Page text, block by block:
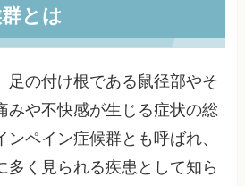
とは
足の付け根である鼠径部やそ
みや不快感が生じる症状の総
ペイン症候群とも呼ばれ、
多く見られる疾患として知ら